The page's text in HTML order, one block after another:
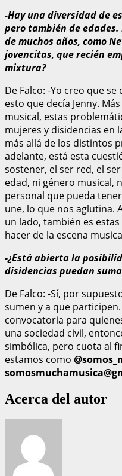
-Hay una diversidad de
pero también de
de muchos años, como
jovencitas, que recién
mixtura?
De Falco: -Yo creo que
esto que decía Jenny.
musical, estas
mujeres y disidencias en
más allá de los distintos
adelante, está esta
sostener, el ser red, el
edad, ni género musical,
personal que pueda
une, lo que nos aglutina.
un lado, también es
hacer de la escena
-¿Está abierta la
disidencias puedan
De Falco: -Sí, por
sumen y a que
convocatoria para
una sociedad civil,
simbólica, pero cuota al
estamos como
Acerca del autor